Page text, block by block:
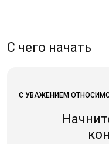
С чего начать
С УВАЖЕНИЕМ